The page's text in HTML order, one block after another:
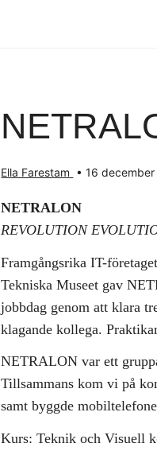
Ella Farestam •16
NETRALON
REVOLUTION
Framgångsrika IT-
Tekniska Museet gav
jobbdag genom att klara
klagande kollega.
NETRALON var ett
Tillsammans kom vi på
samt byggde
Kurs: Teknik och Visuell